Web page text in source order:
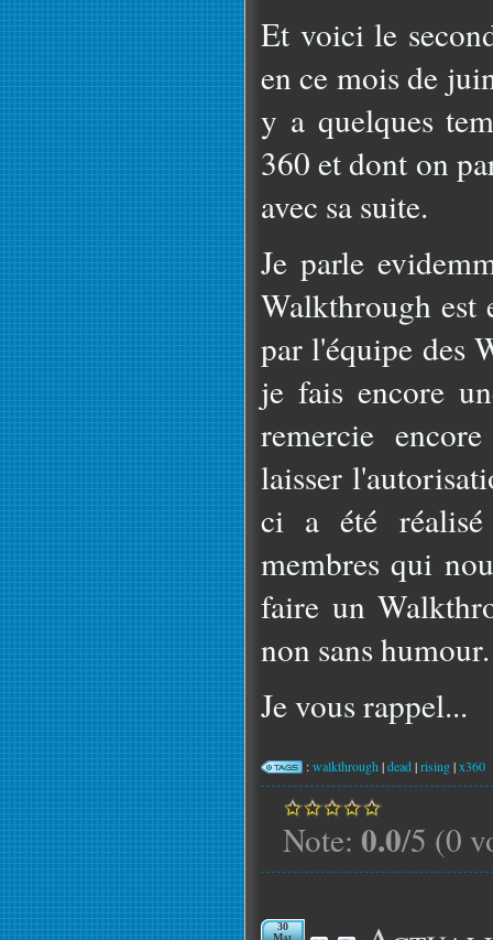
Et voici le
en ce mois de
y a quelques
360 et dont on
avec sa suite.
Je parle
Walkthrough est
par l'équipe des
je fais encore
remercie
laisser
ci a été
membres qui
faire un
non sans humour.
Je vous rappel...
:walkthrough |dead|rising|x360
Note: 0.0/5 (0
30
Mai